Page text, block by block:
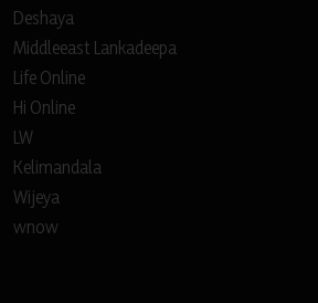
Deshaya
Middleeast Lankadeepa
Life Online
Hi Online
LW
Kelimandala
Wijeya
wnow